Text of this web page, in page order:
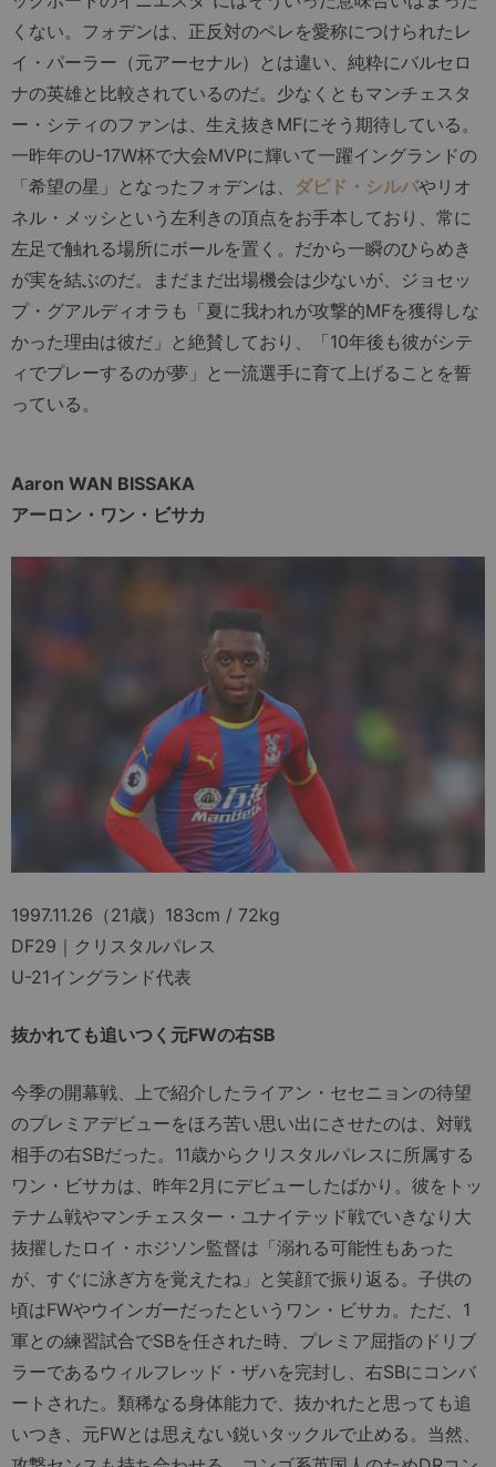
くない。フォデンは、正反対のペレを愛称につけられたレ
イ・パーラー（元アーセナル）とは違い、純粋にバルセロ
ナの英雄と比較されているのだ。少なくともマンチェスタ
ー・シティのファンは、生え抜きMFにそう期待している。
一昨年のU-17W杯で大会MVPに輝いて一躍イングランドの
「希望の星」となったフォデンは、 ダビド・シルバやリオ
ネル・メッシという左利きの頂点をお手本しており、常に
左足で触れる場所にボールを置く。だから一瞬のひらめき
が実を結ぶのだ。まだまだ出場機会は少ないが、ジョセッ
プ・グアルディオラも「夏に我われが攻撃的MFを獲得しな
かった理由は彼だ」と絶賛しており、「10年後も彼がシテ
ィでプレーするのが夢」と一流選手に育て上げることを誓
っている。
Aaron WAN BISSAKA
アーロン・ワン・ビサカ
1997.11.26（21歳）183cm / 72kg
DF29｜クリスタルパレス
U-21イングランド代表
抜かれても追いつく元FWの右SB
今季の開幕戦、上で紹介したライアン・セセニョンの待望
のプレミアデビューをほろ苦い思い出にさせたのは、対戦
相手の右SBだった。11歳からクリスタルパレスに所属する
ワン・ビサカは、昨年2月にデビューしたばかり。彼をトッ
テナム戦やマンチェスター・ユナイテッド戦でいきなり大
抜擢したロイ・ホジソン監督は「溺れる可能性もあった
が、すぐに泳ぎ方を覚えたね」と笑顔で振り返る。子供の
頃はFWやウインガーだったというワン・ビサカ。ただ、1
軍との練習試合でSBを任された時、プレミア屈指のドリブ
ラーであるウィルフレッド・ザハを完封し、右SBにコンバ
ートされた。類稀なる身体能力で、抜かれたと思っても追
いつき、元FWとは思えない鋭いタックルで止める。当然、